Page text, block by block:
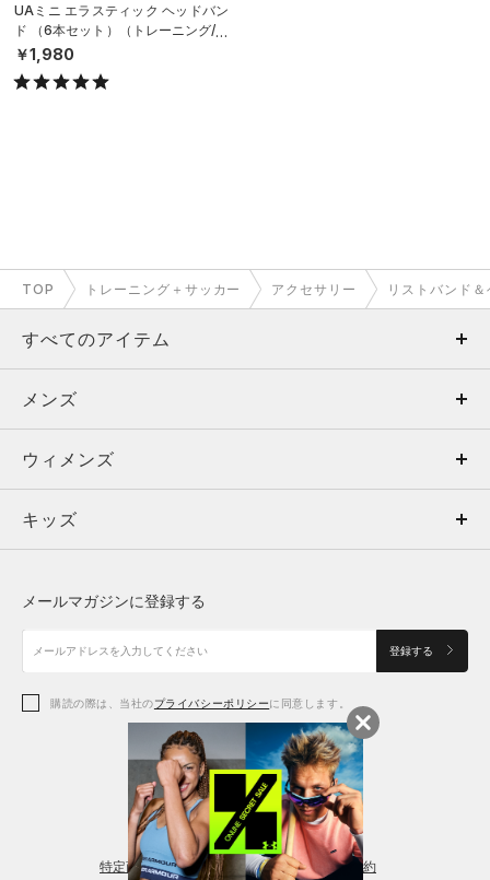
UAミニ エラスティック ヘッドバン
ド （6本セット）（トレーニング/W
OMEN）
￥1,980
TOP トレーニング＋サッカー アクセサリー リストバンド
すべてのアイテム
メンズ
ウィメンズ
キッズ
アクセサリー
メンズ
トップス
ボトムス
アクセサリー
ウィメンズ
トップス
シューズ
アクセサリー
レギンス＆タイツ
キッズ
シューズ
メールマガジンに登録する
登録する
購読の際は、当社のプライバシーポリシーに同意します。
特定商取引法に基づく通販の表記 会員規約